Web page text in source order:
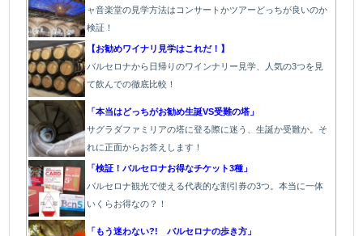
ャ音楽堂の見学方法はコンサートかツアーどっちが良いのか
検証！
【お勧めワイナリ見学はこれだ！】
バルセロナから日帰りのワインナリー見学、人気の3つを見
て飲んでの徹底比較！
「本当はどっちがお勧め生誕VS受難の塔」
サグラダファミリアの塔に登る際に迷う、生誕か受難か。そ
れに正面からお答えします！
「検証！バルセロナお得なチケット3種」
バルセロナ観光で使える代表的な割引券の3つ。本当に一体
いくらお得なの？！
「もう迷わない?! バルセロナの歩き方」